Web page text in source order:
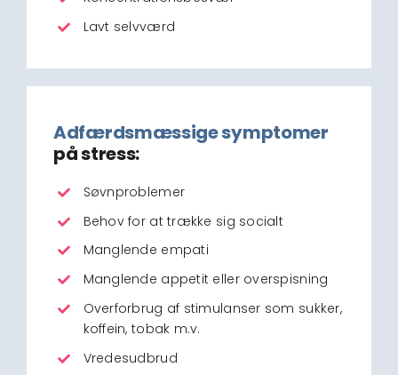
Lavt selvværd
Adfærdsmæssige symptomer
på stress:
Søvnproblemer
Behov for at trække sig socialt
Manglende empati
Manglende appetit eller overspisning
Overforbrug af stimulanser som sukker,
koffein, tobak m.v.
Vredesudbrud